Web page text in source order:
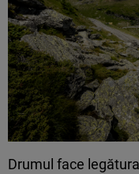
Drumul face